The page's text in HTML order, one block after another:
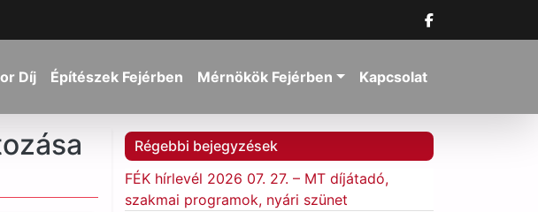
Díj Építészek Fejérben Mérnökök Fejérben Kapcsolat
Régebbi bejegyzések
FÉK hírlevél 2026 07. 27. – MT díjátadó,
szakmai programok, nyári szünet